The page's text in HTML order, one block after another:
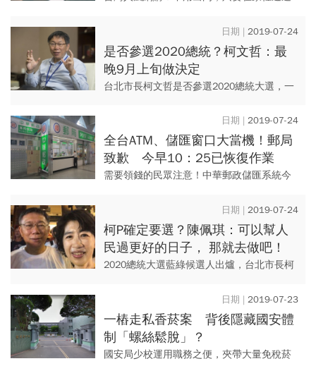
寫寄送資料，就能輕鬆買到想要的商品，目
前包括PChome、mom...
2019-07-24
是否參選2020總統？柯文哲：最
晚9月上旬做決定
台北市長柯文哲是否參選2020總統大選，一
在Yahoo TV《鄉民大會》節目上透露，最後
做決定的時間...
2019-07-24
全台ATM、儲匯窗口大當機！郵局
致歉 今早10：25已恢復作業
需要領錢的民眾注意！中華郵政儲匯系統今
當機無法使用，當機原因研判為主機系統修
補程式異常。今早，10...
2019-07-24
柯P確定要選？陳佩琪：可以幫人
民過更好的日子， 那就去做吧！
2020總統大選藍綠候選人出爐，台北市長柯
（23）日在臉書發文提到，最近頻被問到
「選總統」議題，對此，...
2019-07-23
一樁走私香菸案 背後隱藏國安體
制「螺絲鬆脫」？
國安局少校運用職務之便，夾帶大量免稅菸